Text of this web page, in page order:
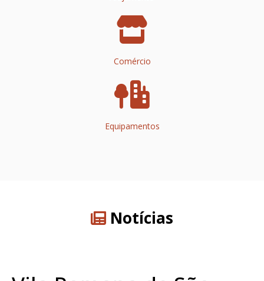
Comércio
Equipamentos
Notícias